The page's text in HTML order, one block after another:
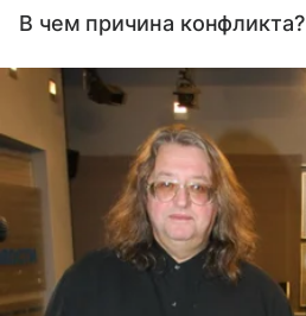
В чем причина конфликта?